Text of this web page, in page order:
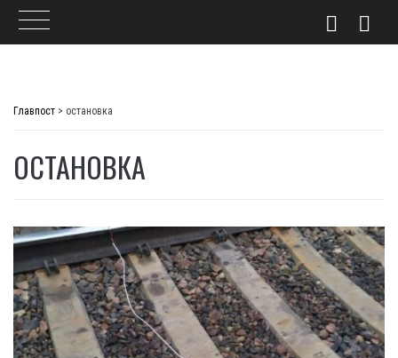
Главпост > остановка
ОСТАНОВКА